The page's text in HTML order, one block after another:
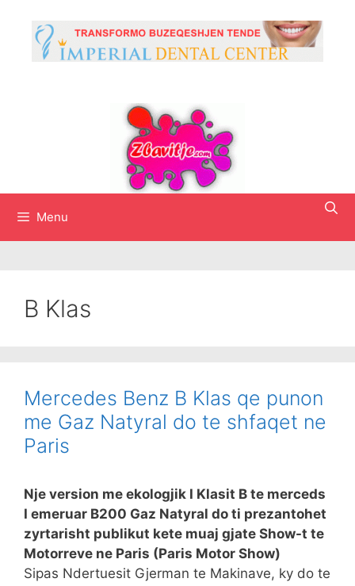
content
Menu
B Klas
Mercedes Benz B Klas qe punon
me Gaz Natyral do te shfaqet ne
Paris
Nje version me ekologjik I Klasit B te merceds
I emeruar B200 Gaz Natyral do ti prezantohet
zyrtarisht publikut kete muaj gjate Show-t te
Motorreve ne Paris (Paris Motor Show)
Sipas Ndertuesit Gjerman te Makinave, ky do te